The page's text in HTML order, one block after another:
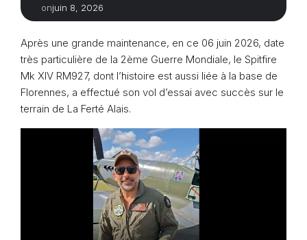
onjuin 8, 2026
Après une grande maintenance, en ce 06 juin 2026, date
très particulière de la 2ème Guerre Mondiale, le Spitfire
Mk XIV RM927, dont l’histoire est aussi liée à la base de
Florennes, a effectué son vol d’essai avec succès sur le
terrain de La Ferté Alais.